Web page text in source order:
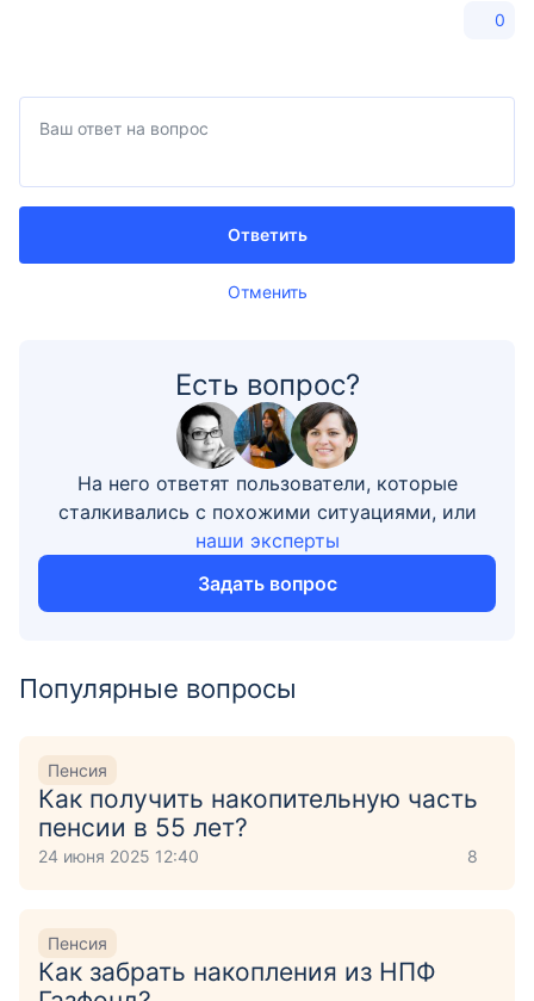
0
Отменить
Ответить
Есть вопрос?
На него ответят пользователи, которые
сталкивались с похожими ситуациями, или
наши эксперты
Задать вопрос
Популярные вопросы
Пенсия
Как получить накопительную часть
пенсии в 55 лет?
24 июня 2025 12:40 8
Пенсия
Как забрать накопления из НПФ